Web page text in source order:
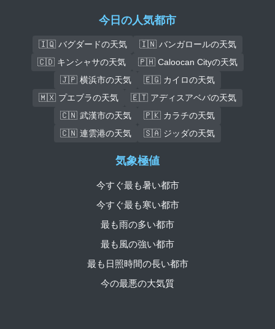
今日の人気都市
🇮🇶 バグダードの天気
🇮🇳 バンガロールの天気
🇨🇩 キンシャサの天気
🇵🇭 Caloocan Cityの天気
🇯🇵 横浜市の天気
🇪🇬 カイロの天気
🇲🇽 プエブラの天気
🇪🇹 アディスアベバの天気
🇨🇳 武漢市の天気
🇵🇰 カラチの天気
🇨🇳 連雲港の天気
🇸🇦 ジッダの天気
気象極値
今すぐ最も暑い都市
今すぐ最も寒い都市
最も雨の多い都市
最も風の強い都市
最も日照時間の長い都市
今の最悪の大気質